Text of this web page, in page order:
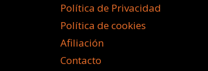
Política de Privacidad
Política de cookies
Afiliación
Contacto